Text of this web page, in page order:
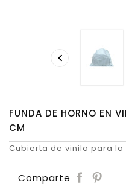

FUNDA DE HORNO EN
CM
Cubierta de vinilo para
Comparte